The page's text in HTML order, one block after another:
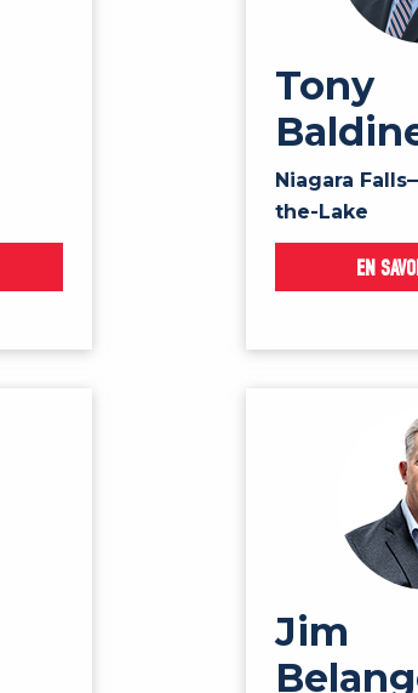
Tony
Niagara
the-Lake
EN
Jim